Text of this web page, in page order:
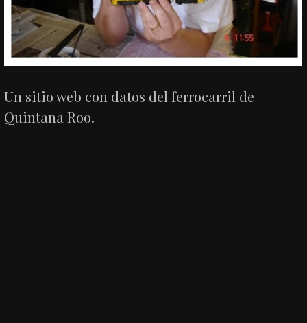
Un sitio web con datos del ferrocarril de
Quintana Roo.